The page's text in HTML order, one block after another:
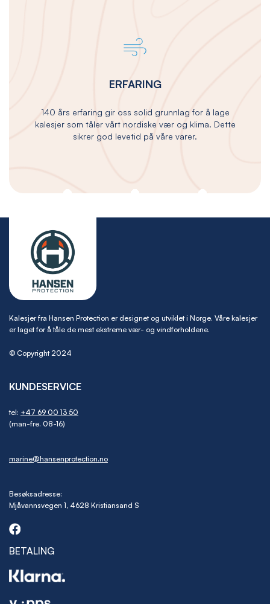
ERFARING
140 års erfaring gir oss solid grunnlag for å lage
kalesjer som tåler vårt nordiske vær og klima. Dette
sikrer god levetid på våre varer.
Kalesjer fra Hansen Protection er designet og utviklet i Norge. Våre kalesjer
er laget for å tåle de mest ekstreme vær- og vindforholdene.
© Copyright 2024
KUNDESERVICE
tel: +47 69 00 13 50
(man-fre. 08-16)
marine@hansenprotection.no
Besøksadresse:
Mjåvannsvegen 1, 4628 Kristiansand S
BETALING